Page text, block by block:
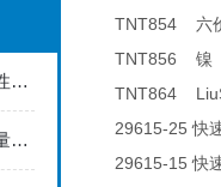
污泥浓度计的工作原理及性能特点
纯水电导率分析仪可以测量哪些物质的电导率？
TNT854 六
TNT856 镍
TNT864
29615-25快
29615-15快